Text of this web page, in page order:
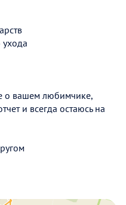
о вашем любимчике,
и всегда остаюсь на